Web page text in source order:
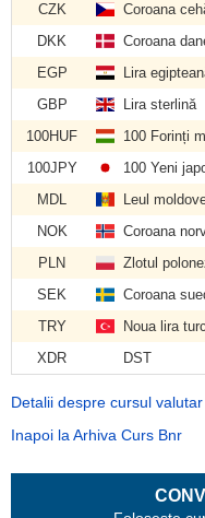
CZK
Coroana
DKK
Coroana
EGP
Lira
GBP
Lira sterlină
100HUF
100 Forinți
100JPY
100 Yeni
MDL
Leul
NOK
Coroana
PLN
Zlotul
SEK
Coroana
TRY
Noua lira
XDR
DST
Detalii despre cursul
Inapoi la Arhiva Curs Bnr